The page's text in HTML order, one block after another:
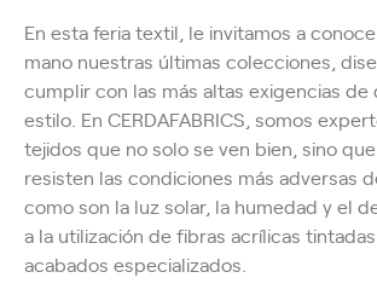
En esta feria textil, le invitamos a
mano nuestras últimas colecciones,
cumplir con las más altas exigencias de
estilo. En CERDAFABRICS, somos
tejidos que no solo se ven bien, sino
resisten las condiciones más adversas
como son la luz solar, la humedad y el
a la utilización de fibras acrílicas
acabados especializados.